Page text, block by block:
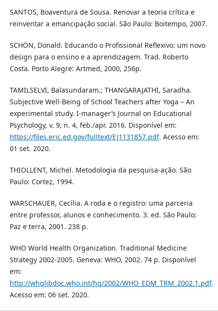
SANTOS, Boaventura de Sousa. Renovar a teoria crítica e
reinventar a emancipação social. São Paulo: Boitempo, 2007.
SCHÖN, Donald. Educando o Profissional Reflexivo: um novo
design para o ensino e a aprendizagem. Trad. Roberto
Costa. Porto Alegre: Artmed, 2000, 256p.
TAMILSELVI, Balasundaram.; THANGARAJATHI, Saradha.
Subjective Well-Being of School Teachers after Yoga – An
experimental study. I-manager’s Journal on Educational
Psychology, v. 9, n. 4, feb./apr. 2016. Disponível em:
https://files.eric.ed.gov/fulltext/EJ1131857.pdf. Acesso em:
01 set. 2020.
THIOLLENT, Michel. Metodologia da pesquisa-ação. São
Paulo: Cortez, 1994.
WARSCHAUER, Cecília. A roda e o registro: uma parceria
entre professor, alunos e conhecimento. 3. ed. São Paulo:
Paz e terra, 2001. 238 p.
WHO World Health Organization. Traditional Medicine
Strategy 2002-2005. Geneva: WHO, 2002. 74 p. Disponível
em:
http://whqlibdoc.who.int/hq/2002/WHO_EDM_TRM_2002.1.pdf.
Acesso em: 06 set. 2020.